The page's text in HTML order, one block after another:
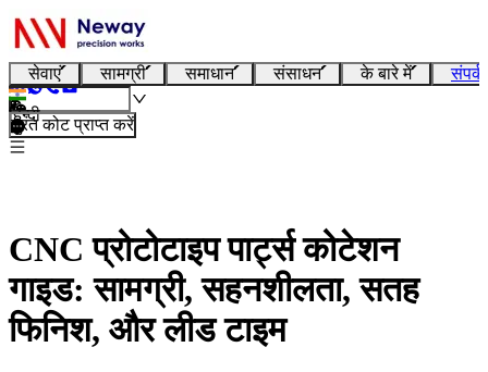
सेवाएं सामग्री समाधान संसाधन के बारे में
हिन्दी
तुरंत कोट प्राप्त करें
CNC प्रोटोटाइप पार्ट्स कोटेशन
गाइड: सामग्री, सहनशीलता, सतह
फिनिश, और लीड टाइम